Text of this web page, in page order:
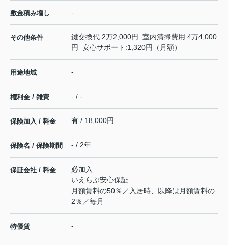
敷金積み増し -
その他条件
鍵交換代:2万2,000円 室内清掃費用:4万4,000
円 安心サポート:1,320円（月額）
用途地域 -
権利金 / 雑費 - / -
保険加入 / 料金 有 / 18,000円
保険名 / 保険期間 - / 2年
保証会社 / 料金
必加入
いえらぶ安心保証
月額賃料の50％／入居時、以降は月額賃料の
2％／毎月
特優賃 -